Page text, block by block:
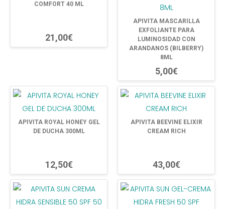
COMFORT 40 ML
21,00€
APIVITA MASCARILLA
EXFOLIANTE PARA
LUMINOSIDAD CON
ARANDANOS (BILBERRY)
8ML
5,00€
APIVITA ROYAL HONEY GEL
DE DUCHA 300ML
12,50€
APIVITA BEEVINE ELIXIR
CREAM RICH
43,00€